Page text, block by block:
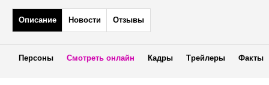
Описание Новости Отзывы
Персоны Смотреть онлайн Кадры Трейлеры Факты